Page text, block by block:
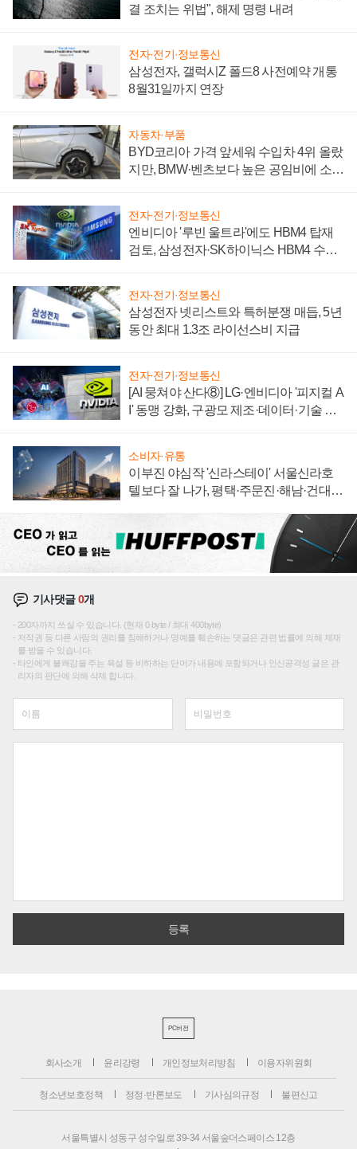
결 조치는 위법", 해제 명령 내려
전자·전기·정보통신
삼성전자, 갤럭시Z 폴드8 사전예약 개통
8월31일까지 연장
자동차·부품
BYD코리아 가격 앞세워 수입차 4위 올랐
지만, BMW·벤츠보다 높은 공임비에 소비
전자·전기·정보통신
엔비디아 '루빈 울트라'에도 HBM4 탑재
검토, 삼성전자·SK하이닉스 HBM4 수율
전자·전기·정보통신
삼성전자 넷리스트와 특허분쟁 매듭, 5년
동안 최대 1.3조 라이선스비 지급
전자·전기·정보통신
[AI 뭉쳐야 산다⑧] LG·엔비디아 '피지컬 A
I' 동맹 강화, 구광모 제조·데이터·기술 결
소비자·유통
이부진 야심작 '신라스테이' 서울신라호
텔보다 잘 나가, 평택·주문진·해남·건대로
기사댓글0개
200자까지 쓰실 수 있습니다. (현재 0 byte / 최대 400byte)
저작권 등 다른 사람의 권리를 침해하거나 명예를 훼손하는 댓글은 관련 법률에 의해 제재
를 받을 수 있습니다.
타인에게 불쾌감을 주는 욕설 등 비하하는 단어가 내용에 포함되거나 인신공격성 글은 관
리자의 판단에 의해 삭제 합니다.
PC버전
회사소개 윤리강령 개인정보처리방침 이용자위원회
청소년보호정책 정정·반론보도 기사심의규정 불편신고
서울특별시 성동구 성수일로 39-34 서울숲더스페이스 12층